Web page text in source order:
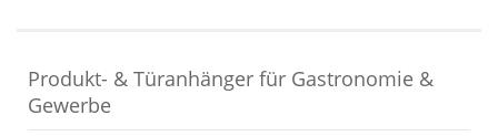
Produkt- & Türanhänger für Gastronomie &
Gewerbe